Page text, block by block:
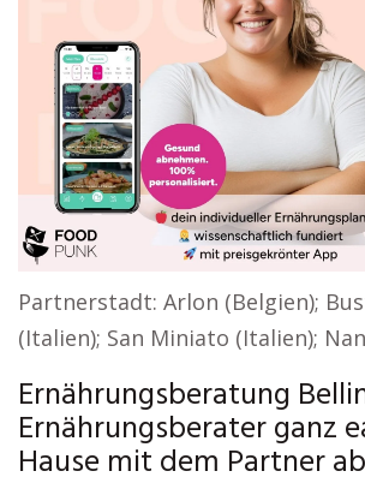
Partnerstadt: Arlon (Belgien);
(Italien); San Miniato (Italien);
Ernährungsberatung
Ernährungsberater ganz
Hause mit dem Partner